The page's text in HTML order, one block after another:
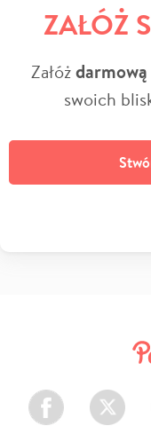
ZAŁÓŻ
Załóż
swoich
Facebook Twitter